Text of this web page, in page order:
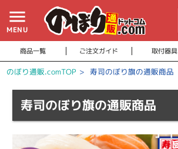
menu
MENU
商品一覧 ご注文ガイド 取付器具
のぼり通販.comTOP > 寿司のぼり旗の通販商品
寿司のぼり旗の通販商品